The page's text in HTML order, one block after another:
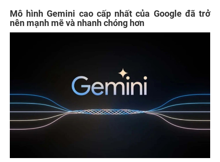
Mô hình Gemini cao cấp nhất của Google đã trở
nên mạnh mẽ và nhanh chóng hơn